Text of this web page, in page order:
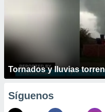
Tornados y lluvias
Síguenos